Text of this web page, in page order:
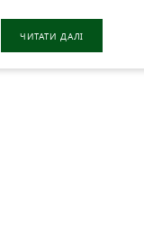
ЧИТАТИ ДАЛІ